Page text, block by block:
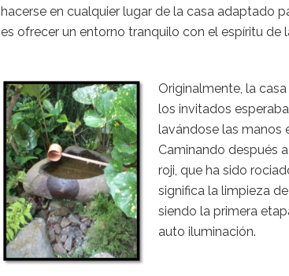
hacerse en cualquier lugar de la casa adaptado
es ofrecer un entorno tranquilo con el espíritu de
Originalmente, la
los invitados
lavándose las manos
Caminando después
roji, que ha sido
significa la limpieza
siendo la primera
auto iluminación.